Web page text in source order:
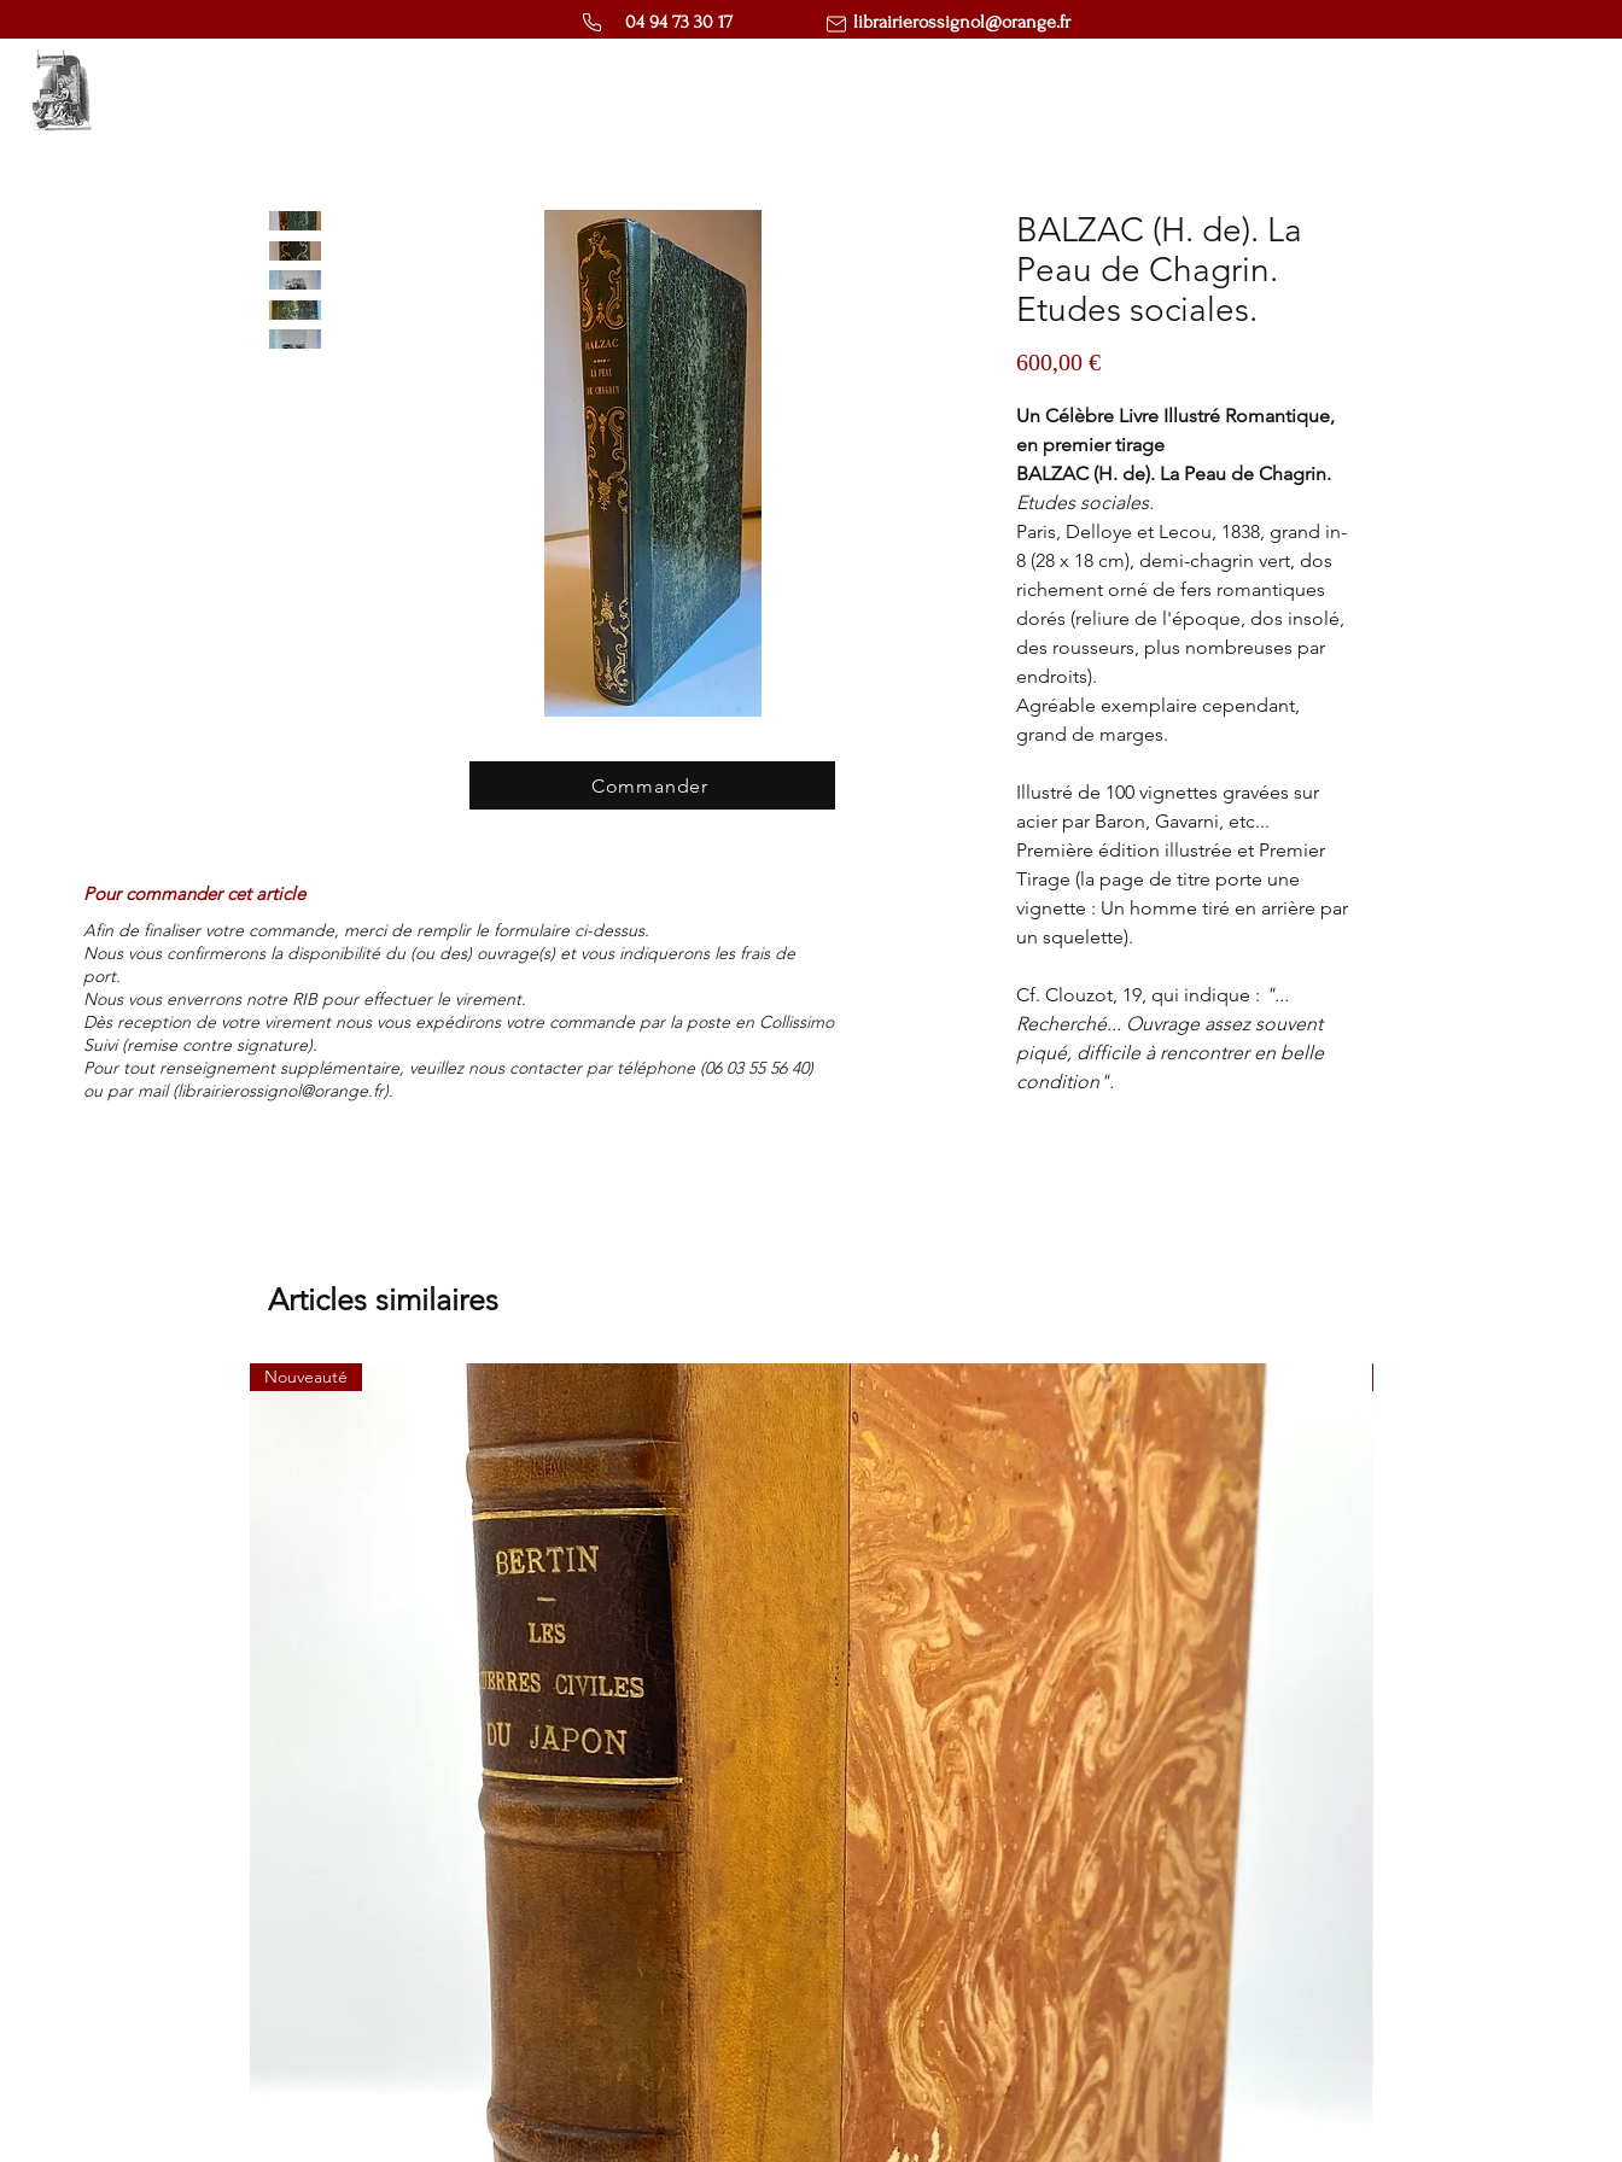
04 94 73 30 17 librairierossignol@orange.fr
BALZAC (H. de). La
Peau de Chagrin.
Etudes sociales.
600,00 €Prix
Un Célèbre Livre Illustré Romantique,
en premier tirage
BALZAC (H. de). La Peau de Chagrin.
Etudes sociales.
Paris, Delloye et Lecou, 1838, grand in-
8 (28 x 18 cm), demi-chagrin vert, dos
richement orné de fers romantiques
dorés (reliure de l'époque, dos insolé,
des rousseurs, plus nombreuses par
endroits).
Agréable exemplaire cependant,
grand de marges.
Illustré de 100 vignettes gravées sur
acier par Baron, Gavarni, etc...
Première édition illustrée et Premier
Tirage (la page de titre porte une
vignette : Un homme tiré en arrière par
un squelette).
Cf. Clouzot, 19, qui indique : "...
Recherché... Ouvrage assez souvent
piqué, difficile à rencontrer en belle
condition".
Commander
Pour commander cet article
Afin de finaliser votre commande, merci de remplir le formulaire ci-dessus.
Nous vous confirmerons la disponibilité du (ou des) ouvrage(s) et vous indiquerons les frais de
port.
Nous vous enverrons notre RIB pour effectuer le virement.
Dès reception de votre virement nous vous expédirons votre commande par la poste en Collissimo
Suivi (remise contre signature).
Pour tout renseignement supplémentaire, veuillez nous contacter par téléphone (06 03 55 56 40)
ou par mail (librairierossignol@orange.fr).
Articles similaires
Nouveauté